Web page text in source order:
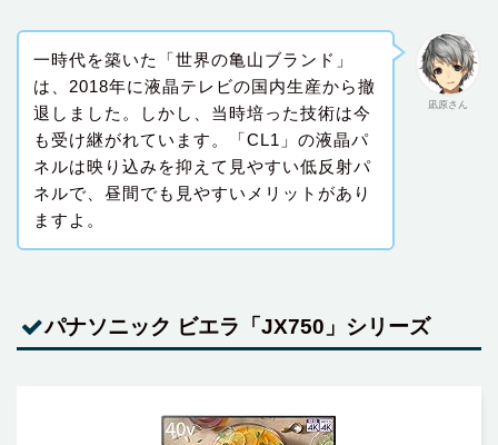
凪原さん
一時代を築いた「世界の亀山ブランド」
は、2018年に液晶テレビの国内生産から撤
退しました。しかし、当時培った技術は今
も受け継がれています。「CL1」の液晶パ
ネルは映り込みを抑えて見やすい低反射パ
ネルで、昼間でも見やすいメリットがあり
ますよ。
パナソニック ビエラ「JX750」シリーズ